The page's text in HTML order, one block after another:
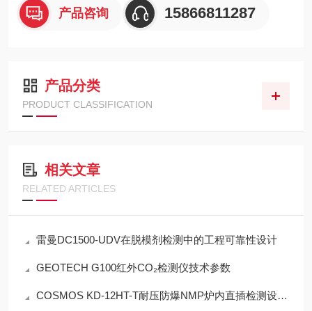
产品咨询 15866811287
产品分类
PRODUCT CLASSIFICATION
相关文章
RELATED ARTICLES
雷曼DC1500-UDV在脱模剂检测中的工程可靠性设计
GEOTECH G100红外CO₂检测仪技术参数
COSMOS KD-12HT-T耐压防爆NMP炉内直插检测设备工程设计指南